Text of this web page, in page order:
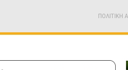
ΠΟΛΙΤΙΚΗ